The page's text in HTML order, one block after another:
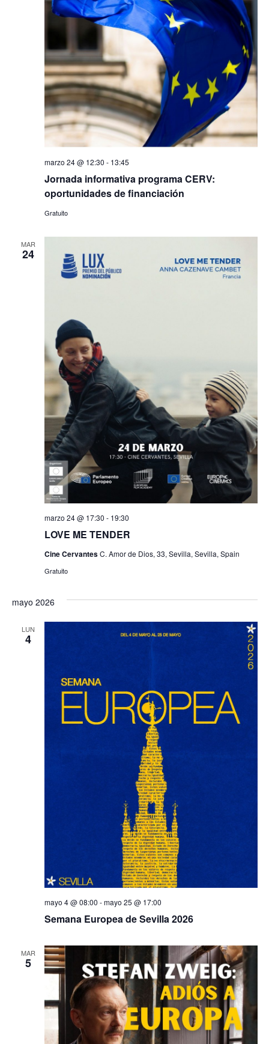
Jornada informativa programa CERV:
oportunidades de financiación
marzo 24 @ 12:30 - 13:45
Gratuito
MAR
24
LOVE ME TENDER
marzo 24 @ 17:30 - 19:30
Cine CervantesC. Amor de Dios, 33, Sevilla, Sevilla, Spain
Gratuito
mayo 2026
LUN
4
Semana Europea de Sevilla 2026
mayo 4 @ 08:00 -mayo 25 @ 17:00
MAR
5